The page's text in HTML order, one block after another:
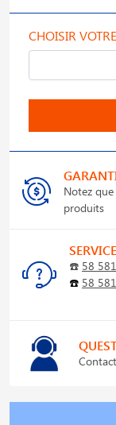
CHOISIR
Notez
produits
☎️ 58
☎️ 58